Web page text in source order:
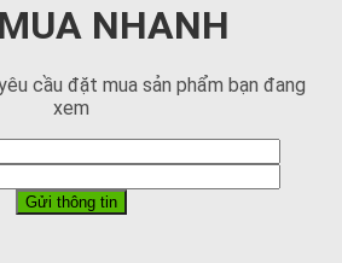
NHANH
cầu đặt mua sản phẩm bạn đang
xem